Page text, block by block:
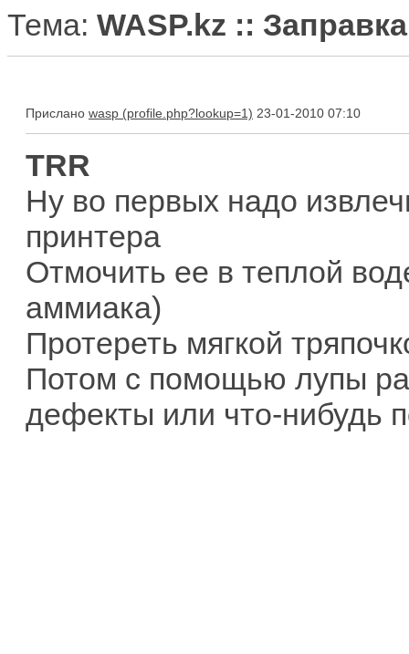
Тема: WASP.kz ::
Прислано wasp 23-01-2010 07:10
TRR
Ну во первых надо
принтера
Отмочить ее в теплой
аммиака)
Протереть мягкой
Потом с помощью лупы
дефекты или что-нибудь